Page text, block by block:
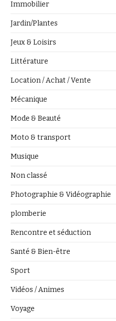
Immobilier
Jardin/Plantes
Jeux & Loisirs
Littérature
Location / Achat / Vente
Mécanique
Mode & Beauté
Moto & transport
Musique
Non classé
Photographie & Vidéographie
plomberie
Rencontre et séduction
Santé & Bien-être
Sport
Vidéos / Animes
Voyage